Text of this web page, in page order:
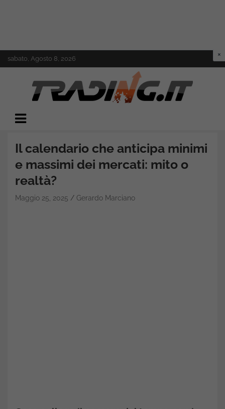
to
sabato, Agosto 8, 2026
Trading.it
Il calendario che anticipa minimi
e massimi dei mercati: mito o
realtà?
Maggio 25, 2025 Gerardo Marciano